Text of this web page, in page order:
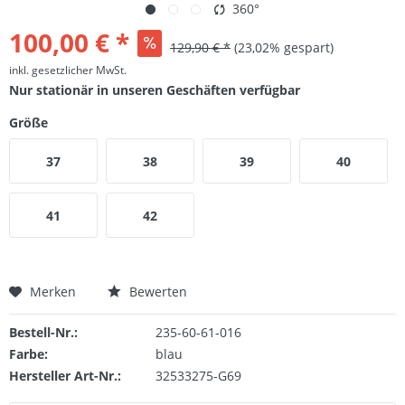
360°
100,00 € * 129,90 € * (23,02% gespart)
inkl. gesetzlicher MwSt.
Nur stationär in unseren Geschäften verfügbar
Größe
37 38 39 40
41 42
Merken Bewerten
Bestell-Nr.:
235-60-61-016
Farbe:
blau
Hersteller Art-Nr.:
32533275-G69